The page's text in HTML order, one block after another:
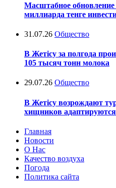
Масштабное
миллиарда тенге
31.07.26 Общество
В Жетісу за полгода
105 тысяч тонн молока
29.07.26 Общество
В Жетісу возрождают
хищников
Главная
Новости
О Нас
Качество воздуха
Погода
Политика сайта